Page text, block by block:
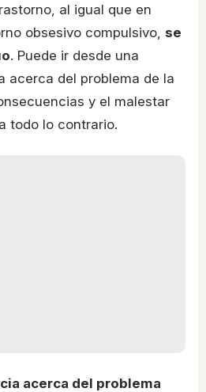
al igual que en
obsesivo compulsivo, se
. Puede ir desde una
acerca del problema de la
y el malestar
todo lo contrario.
acerca del problema